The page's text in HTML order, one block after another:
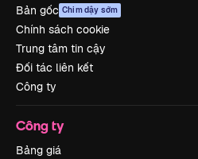
Bản gốc Chim dậy sớm
Chính sách cookie
Trung tâm tin cậy
Đối tác liên kết
Công ty
Công ty
Bảng giá